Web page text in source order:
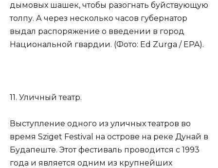
дымовых шашек, чтобы разогнать буйствующую
толпу. А через несколько часов губернатор
выдал распоряжение о введении в город
Национальной гвардии. (Фото: Ed Zurga / EPA).
11. Уличный театр.
Выступление одного из уличных театров во
время Sziget Festival на острове на реке Дунай в
Будапеште. Этот фестиваль проводится с 1993
года и является одним из крупнейших